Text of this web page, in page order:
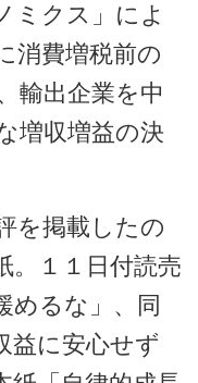
ミクス」によ
消費増税前の
輸出企業を中
増収増益の決
を掲載したの
。１１日付読売
めるな」、同
益に安心せず